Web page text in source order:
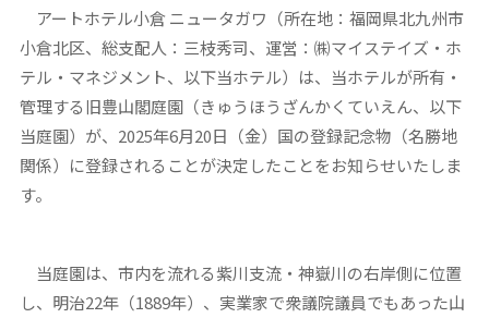
アートホテル小倉 ニュータガワ（所在地：福岡県北九州市
小倉北区、総支配人：三枝秀司、運営：㈱マイステイズ・ホ
テル・マネジメント、以下当ホテル）は、当ホテルが所有・
管理する旧豊山閣庭園（きゅうほうざんかくていえん、以下
当庭園）が、2025年6月20日（金）国の登録記念物（名勝地
関係）に登録されることが決定したことをお知らせいたしま
す。
当庭園は、市内を流れる紫川支流・神嶽川の右岸側に位置
し、明治22年（1889年）、実業家で衆議院議員でもあった山